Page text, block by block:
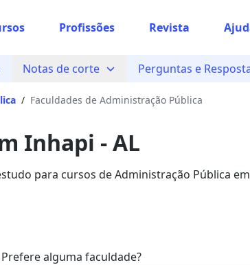
Profissões Revista
Notas de corte Perguntas e
/ Faculdades de Administração Pública
Inhapi - AL
para cursos de Administração Pública
Prefere alguma faculdade?